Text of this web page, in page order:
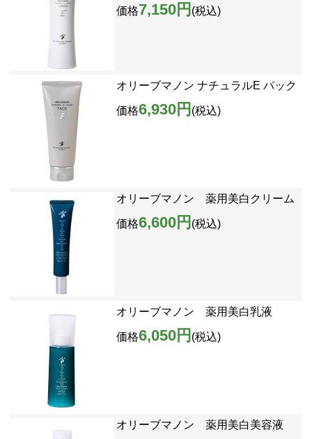
価格7,150円 (税込)
オリーブマノン ナチュラルE パック
価格6,930円 (税込)
オリーブマノン 薬用美白クリーム
価格6,600円 (税込)
オリーブマノン 薬用美白乳液
価格6,050円 (税込)
オリーブマノン 薬用美白美容液